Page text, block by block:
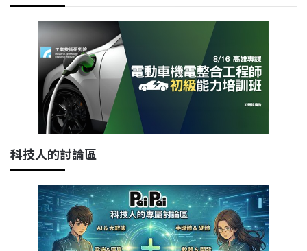
科技人的討論區